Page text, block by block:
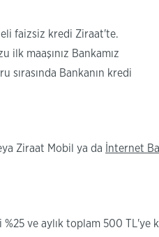
faizsiz kredi Ziraat'te.
maaşınız Bankamız
sırasında Bankanın kredi
Ziraat Mobil ya da İnternet
ve aylık toplam 500 TL'ye